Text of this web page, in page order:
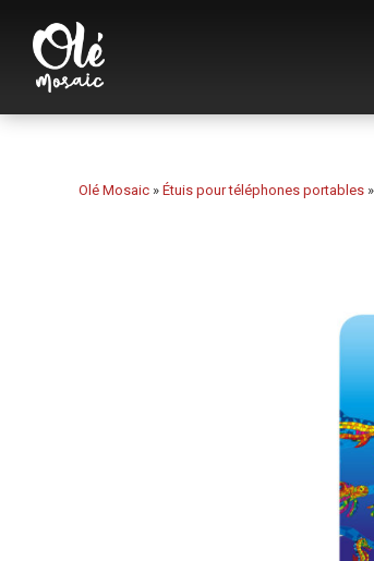
Olé Mosaic » Étuis pour téléphones portables »